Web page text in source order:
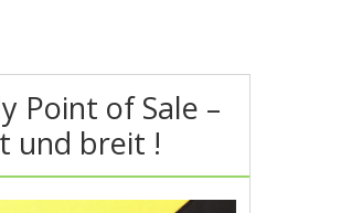
Point of Sale –
und breit !